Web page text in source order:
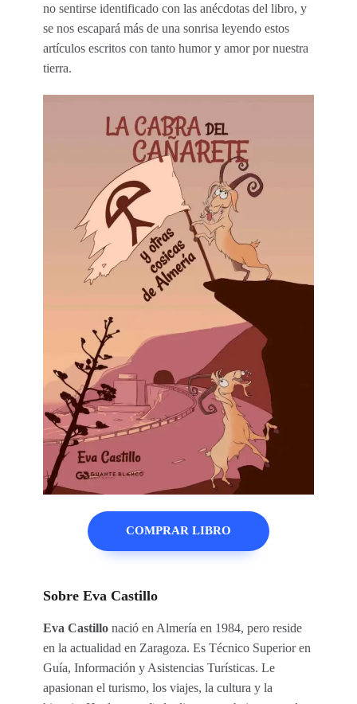
no sentirse identificado con las anécdotas del libro, y
se nos escapará más de una sonrisa leyendo estos
artículos escritos con tanto humor y amor por nuestra
tierra.
COMPRAR LIBRO
Sobre Eva Castillo
Eva Castillo nació en Almería en 1984, pero reside
en la actualidad en Zaragoza. Es Técnico Superior en
Guía, Información y Asistencias Turísticas. Le
apasionan el turismo, los viajes, la cultura y la